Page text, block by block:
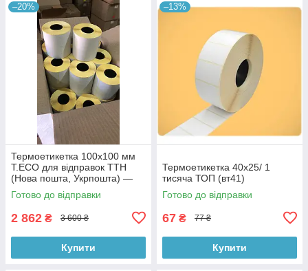
–20%
Термоетикетка 100х100 мм
Т.ЕСО для відправок ТТН
(Нова пошта, Укрпошта) —
упаковка 18 шт.
Готово до відправки
2 862 ₴ 3 600 ₴
Купити
–13%
Термоетикетка 40x25/ 1
тисяча ТОП (вт41)
Готово до відправки
67 ₴ 77 ₴
Купити